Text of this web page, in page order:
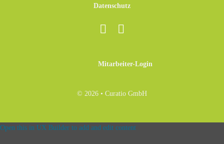
Mitarbeiter-Login
© 2026 • Curatio GmbH
Datenschutz
Open this in UX Builder to add and edit content